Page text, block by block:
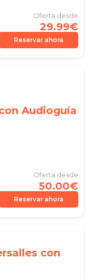
Oferta desde
29.99€
Reservar ahora
Audioguía
Oferta desde
50.00€
Reservar ahora
con